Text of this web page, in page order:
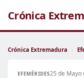
Crónica
Crónica Extremadura ›
EFEMÉRIDES25 de Mayo